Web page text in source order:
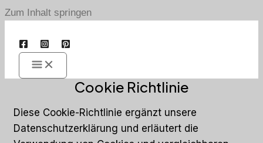
Zum Inhalt springen
Cookie Richtlinie
Diese Cookie-Richtlinie ergänzt unsere
Datenschutzerklärung und erläutert die